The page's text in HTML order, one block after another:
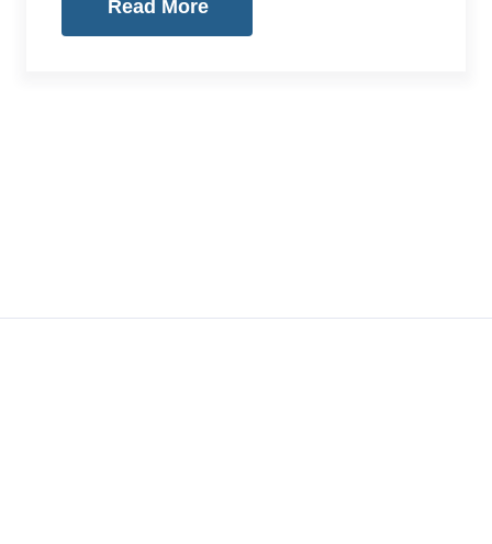
Read More